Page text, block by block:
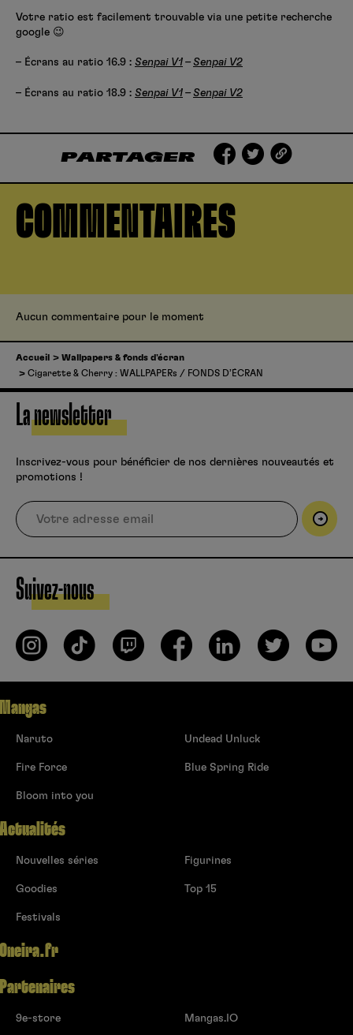
Votre ratio est facilement trouvable via une petite recherche
google 😉
– Écrans au ratio 16.9 : Senpai V1 – Senpai V2
– Écrans au ratio 18.9 : Senpai V1 – Senpai V2
PARTAGER
COMMENTAIRES
Aucun commentaire pour le moment
Accueil
Wallpapers & fonds d'écran
Cigarette & Cherry : WALLPAPERs / FONDS D’ÉCRAN
La newsletter
Inscrivez-vous pour bénéficier de nos dernières nouveautés et
promotions !
Suivez-nous
Mangas
Naruto
Fire Force
Bloom into you
Undead Unluck
Blue Spring Ride
Actualités
Nouvelles séries
Goodies
Festivals
Figurines
Top 15
Oneira.fr
Partenaires
9e-store Mangas.IO